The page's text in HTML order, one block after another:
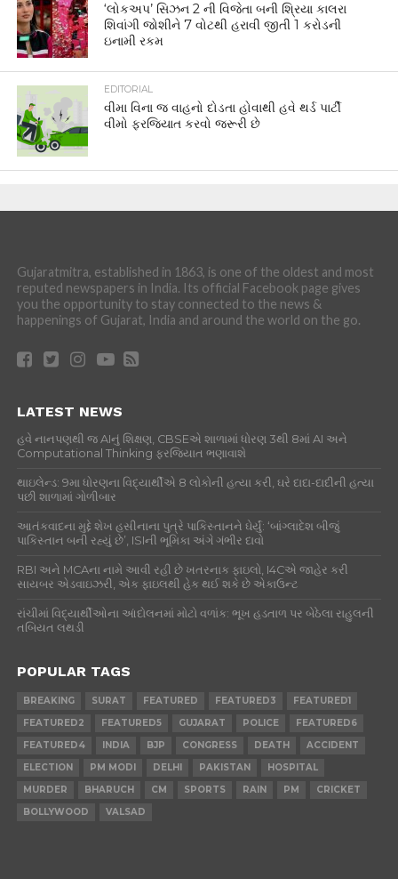
‘લોકઅપ’ સિઝન 2 ની વિજેતા બની શ્રિયા કાલરા
શિવાંગી જોશીને 7 વોટથી હરાવી જીતી 1 કરોડની
ઇનામી રકમ
EDITORIAL
વીમા વિના જ વાહનો દોડતા હોવાથી હવે થર્ડ પાર્ટી
વીમો ફરજિયાત કરવો જરૂરી છે
Gujaratmitra, established in 1863, is one of the oldest and most
reputed newspapers in India. Its official Facebook page gives
you the opportunity to stay connected to the news &
happenings of Gujarat, India and around the world on the go.
LATEST NEWS
હવે નાનપણથી જ AIનું શિક્ષણ, CBSEએ શાળામાં ધોરણ 3થી 8માં AI અને
Computational Thinking ફરજિયાત ભણાવાશે
થાઇલેન્ડ: 9મા ધોરણના વિદ્યાર્થીએ 8 લોકોની હત્યા કરી, ઘરે દાદા-દાદીની હત્યા
પછી શાળામાં ગોળીબાર
આતંકવાદના મુદ્દે શેખ હસીનાના પુત્રે પાકિસ્તાનને ઘેર્યું: ‘બાંગ્લાદેશ બીજું
પાકિસ્તાન બની રહ્યું છે’, ISIની ભૂમિકા અંગે ગંભીર દાવો
RBI અને MCAના નામે આવી રહી છે ખતરનાક ફાઇલો, I4Cએ જાહેર કરી
સાયબર એડવાઇઝરી, એક ફાઇલથી હેક થઈ શકે છે એકાઉન્ટ
રાંચીમાં વિદ્યાર્થીઓના આંદોલનમાં મોટો વળાંક: ભૂખ હડતાળ પર બેઠેલા રાહુલની
તબિયત લથડી
POPULAR TAGS
BREAKING SURAT FEATURED FEATURED3
FEATURED1
FEATURED2
FEATURED5 GUJARAT POLICE
FEATURED6
FEATURED4
INDIA BJP CONGRESS DEATH
ACCIDENT
ELECTION
PM MODI DELHI PAKISTAN
HOSPITAL
MURDER
BHARUCH CM SPORTS RAIN PM
CRICKET
BOLLYWOOD
VALSAD